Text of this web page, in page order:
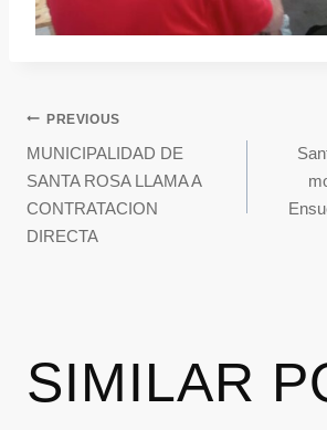
PREVIOUS
MUNICIPALIDAD DE
SANTA ROSA LLAMA A
CONTRATACION
DIRECTA
SIMILAR